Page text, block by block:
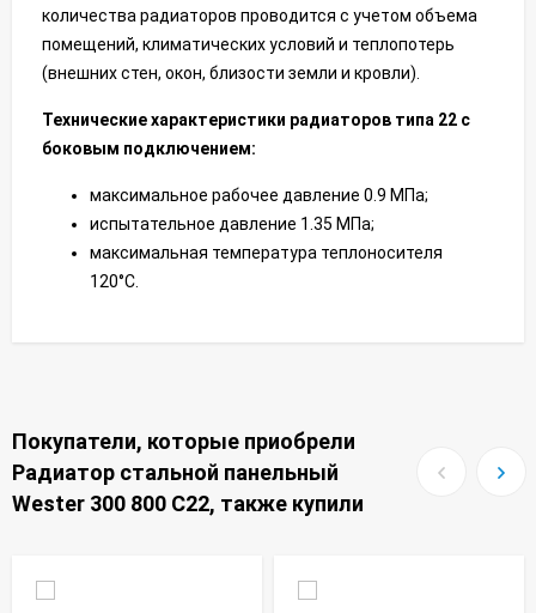
количества радиаторов проводится с учетом объема
помещений, климатических условий и теплопотерь
(внешних стен, окон, близости земли и кровли).
Технические характеристики радиаторов типа 22 с
боковым подключением:
максимальное рабочее давление 0.9 МПа;
испытательное давление 1.35 МПа;
максимальная температура теплоносителя
120°С.
Покупатели, которые приобрели
Радиатор стальной панельный
Wester 300 800 C22, также купили